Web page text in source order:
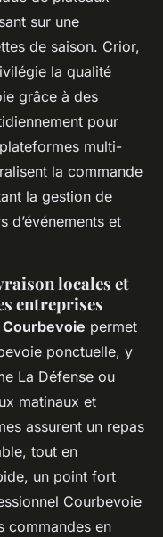
sur une
de saison. Crior,
la qualité
grâce à des
pour
multi-
la commande
la gestion de
d’événements et
locales et
entreprises
permet
ponctuelle, y
La Défense ou
matinaux et
assurent un repas
tout en
un point fort
Courbevoie
commandes en